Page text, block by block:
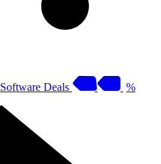
Software Deals %